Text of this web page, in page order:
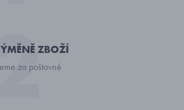
ZBOŽÍ
za poštovné